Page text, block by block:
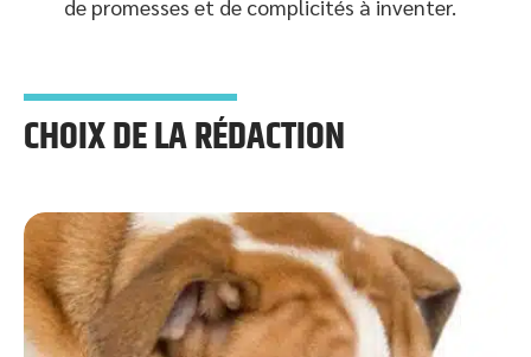
de promesses et de complicités à inventer.
CHOIX DE LA RÉDACTION